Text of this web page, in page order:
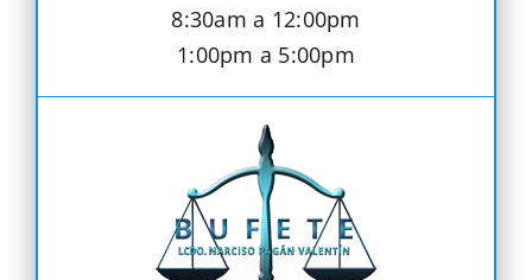
8:30am a 12:00pm
1:00pm a 5:00pm